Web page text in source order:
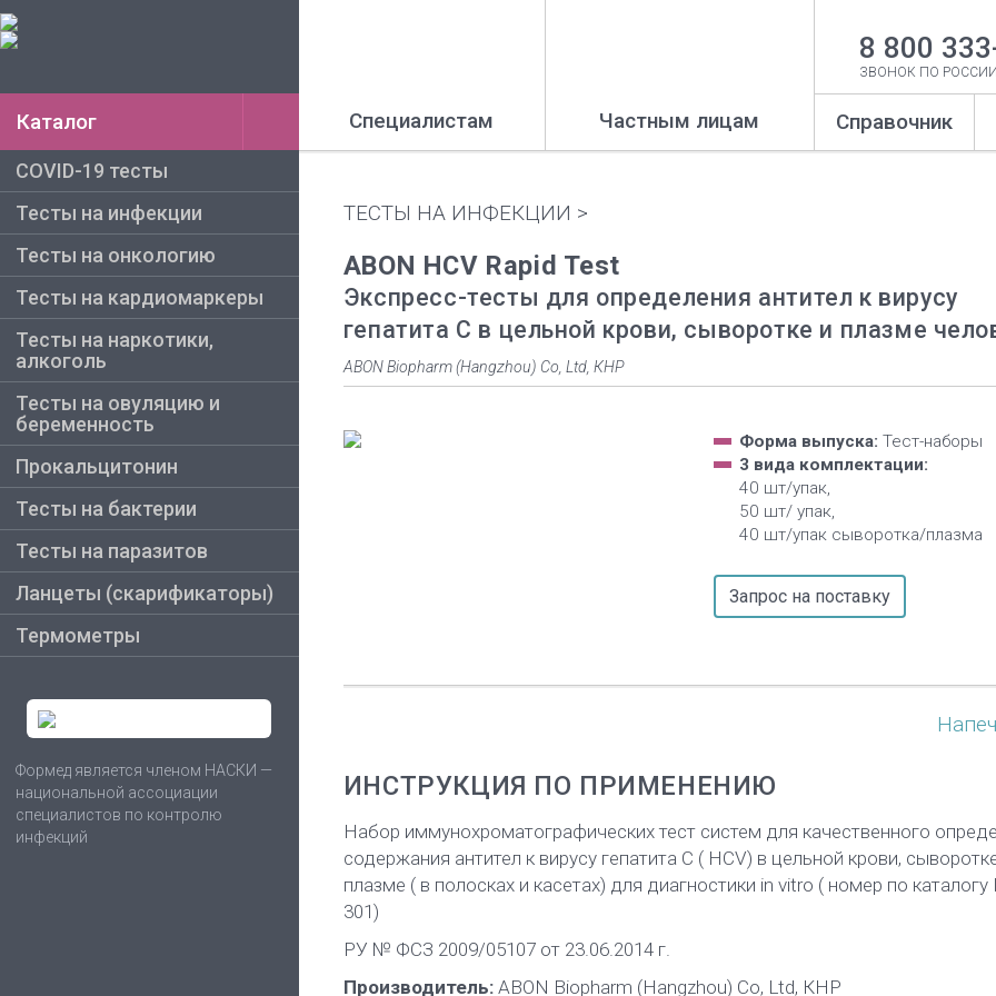
Каталог
COVID-19 тесты
Тесты на инфекции
Тесты на онкологию
Тесты на кардиомаркеры
Тесты на наркотики,
алкоголь
Тесты на овуляцию и
беременность
Прокальцитонин
Тесты на бактерии
Тесты на паразитов
Ланцеты (скарификаторы)
Термометры
Формед является членом НАСКИ —
национальной ассоциации
специалистов по контролю
инфекций
Специалистам Частным лицам
8 800
ЗВОНОК ПО
Справочник
ТЕСТЫ НА ИНФЕКЦИИ >
ABON HCV Rapid Test
Экспресс-тесты для определения антител к вирусу
гепатита С в цельной крови, сыворотке и плазме
ABON Biopharm (Hangzhou) Со, Ltd, КНР
Форма выпуска: Тест-наборы
3 вида комплектации:
40 шт/упак,
50 шт/ упак,
40 шт/упак сыворотка/плазма
Запрос на поставку
ИНСТРУКЦИЯ ПО ПРИМЕНЕНИЮ
Набор иммунохроматографических тест систем для качественного
содержания антител к вирусу гепатита С ( HCV) в цельной крови,
плазме ( в полосках и касетах) для диагностики in vitro ( номер по каталогу
301)
РУ № ФСЗ 2009/05107 от 23.06.2014 г.
Производитель: ABON Biopharm (Hangzhou) Со, Ltd, КНР